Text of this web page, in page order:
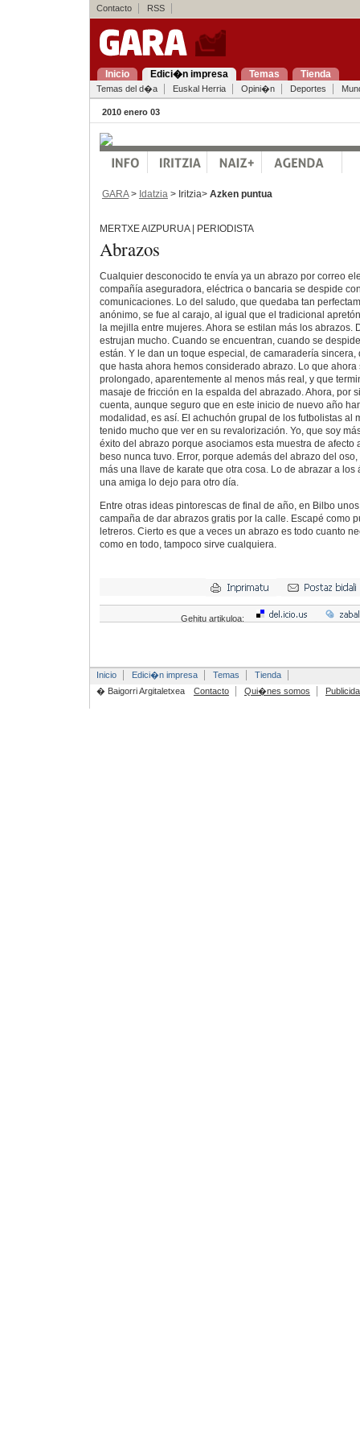
Contacto RSS
Inicio Edici�n impresa Temas Tienda
Temas del d�a Euskal Herria Opini�n Deportes
2010 enero 03
GARA> Idatzia > Iritzia> Azken puntua
MERTXE AIZPURUA | PERIODISTA
Abrazos
Cualquier desconocido te envía ya un abrazo por correo
compañía aseguradora, eléctrica o bancaria se despide
comunicaciones. Lo del saludo, que quedaba tan
anónimo, se fue al carajo, al igual que el tradicional
la mejilla entre mujeres. Ahora se estilan más los abrazos.
estrujan mucho. Cuando se encuentran, cuando se
están. Y le dan un toque especial, de camaradería
que hasta ahora hemos considerado abrazo. Lo que ahora
prolongado, aparentemente al menos más real, y que
masaje de fricción en la espalda del abrazado. Ahora, por
cuenta, aunque seguro que en este inicio de nuevo año
modalidad, es así. El achuchón grupal de los futbolistas al
tenido mucho que ver en su revalorización. Yo, que soy
éxito del abrazo porque asociamos esta muestra de afecto
beso nunca tuvo. Error, porque además del abrazo del
más una llave de karate que otra cosa. Lo de abrazar a
una amiga lo dejo para otro día.
Entre otras ideas pintorescas de final de año, en Bilbo
campaña de dar abrazos gratis por la calle. Escapé como
letreros. Cierto es que a veces un abrazo es todo cuanto
como en todo, tampoco sirve cualquiera.
Gehitu artikuloa:
Inicio Edici�n impresa Temas
Tienda
� Baigorri Argitaletxea
Contacto Qui�nes somos